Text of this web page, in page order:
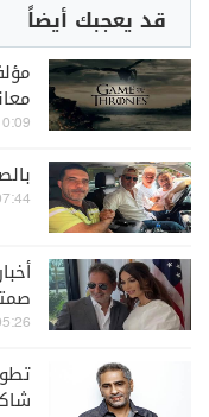
قد يعجبك أيضاً
| 2026-08-06
| 2026-08-06
| 2026-08-06